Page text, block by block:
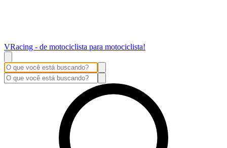
VRacing - de motociclista para motociclista!